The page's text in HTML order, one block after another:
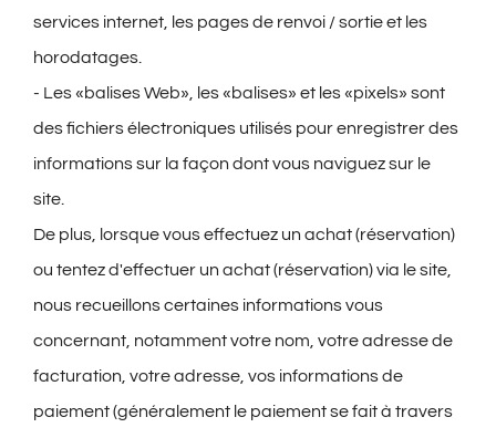
services internet, les pages de renvoi / sortie et les
horodatages.
- Les «balises Web», les «balises» et les «pixels» sont
des fichiers électroniques utilisés pour enregistrer des
informations sur la façon dont vous naviguez sur le
site.
De plus, lorsque vous effectuez un achat (réservation)
ou tentez d'effectuer un achat (réservation) via le site,
nous recueillons certaines informations vous
concernant, notamment votre nom, votre adresse de
facturation, votre adresse, vos informations de
paiement (généralement le paiement se fait à travers